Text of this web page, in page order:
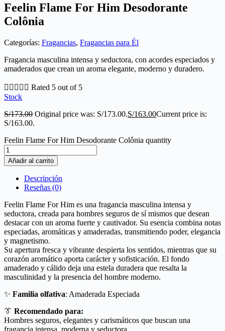
Feelin Flame For Him Desodorante
Colônia
Categorías: Fragancias, Fragancias para Él
Fragancia masculina intensa y seductora, con acordes especiados y
amaderados que crean un aroma elegante, moderno y duradero.
     Rated 5 out of 5
Stock
S/173.00 Original price was: S/173.00.S/163.00Current price is:
S/163.00.
Feelin Flame For Him Desodorante Colônia quantity
Añadir al carrito
Descripción
Reseñas (0)
Feelin Flame For Him es una fragancia masculina intensa y
seductora, creada para hombres seguros de sí mismos que desean
destacar con un aroma fuerte y cautivador. Su esencia combina notas
especiadas, aromáticas y amaderadas, transmitiendo poder, elegancia
y magnetismo.
Su apertura fresca y vibrante despierta los sentidos, mientras que su
corazón aromático aporta carácter y sofisticación. El fondo
amaderado y cálido deja una estela duradera que resalta la
masculinidad y la presencia del hombre moderno.
✨ Familia olfativa: Amaderada Especiada
👔 Recomendado para:
Hombres seguros, elegantes y carismáticos que buscan una
fragancia intensa, moderna y seductora.